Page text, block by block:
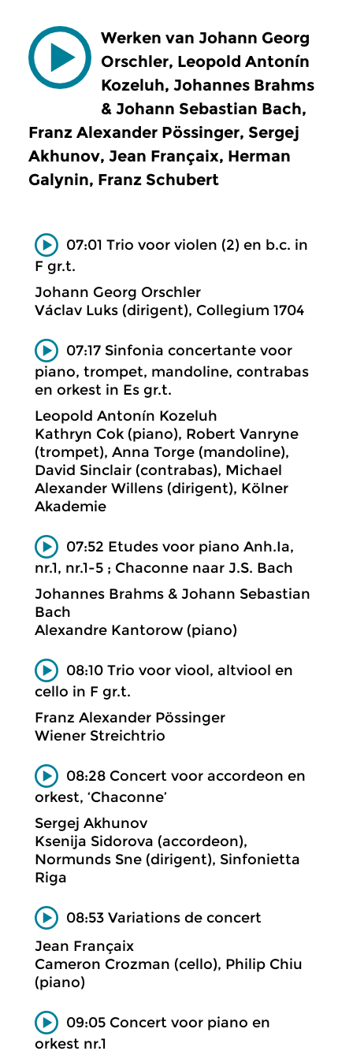
Werken van Johann Georg
Orschler, Leopold Antonín
Kozeluh, Johannes Brahms
& Johann Sebastian Bach,
Franz Alexander Pössinger, Sergej
Akhunov, Jean Françaix, Herman
Galynin, Franz Schubert
07:01 Trio voor violen (2) en b.c. in
F gr.t.
Johann Georg Orschler
Václav Luks (dirigent), Collegium 1704
07:17 Sinfonia concertante voor
piano, trompet, mandoline, contrabas
en orkest in Es gr.t.
Leopold Antonín Kozeluh
Kathryn Cok (piano), Robert Vanryne
(trompet), Anna Torge (mandoline),
David Sinclair (contrabas), Michael
Alexander Willens (dirigent), Kölner
Akademie
07:52 Etudes voor piano Anh.Ia,
nr.1, nr.1-5 ; Chaconne naar J.S. Bach
Johannes Brahms & Johann Sebastian
Bach
Alexandre Kantorow (piano)
08:10 Trio voor viool, altviool en
cello in F gr.t.
Franz Alexander Pössinger
Wiener Streichtrio
08:28 Concert voor accordeon en
orkest, ‘Chaconne’
Sergej Akhunov
Ksenija Sidorova (accordeon),
Normunds Sne (dirigent), Sinfonietta
Riga
08:53 Variations de concert
Jean Françaix
Cameron Crozman (cello), Philip Chiu
(piano)
09:05 Concert voor piano en
orkest nr.1